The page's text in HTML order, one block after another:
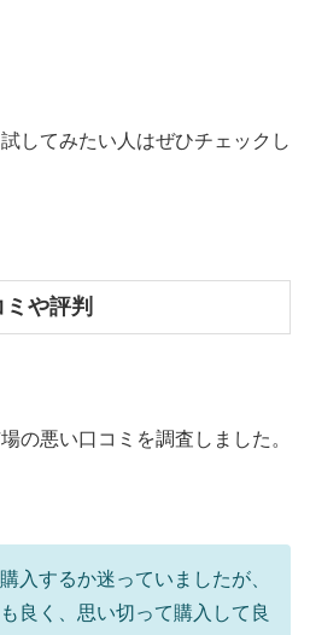
してみたい人はぜひチェックし
や評判
の悪い口コミを調査しました。
入するか迷っていましたが、
良く、思い切って購入して良